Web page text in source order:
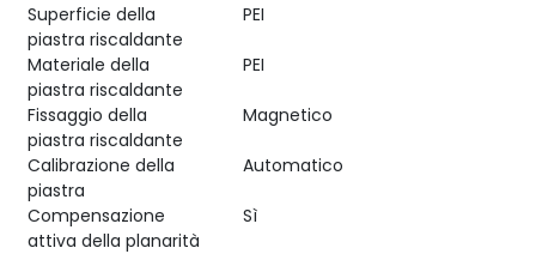
Superficie della
piastra riscaldante
PEI
Materiale della
piastra riscaldante
PEI
Fissaggio della
piastra riscaldante
Magnetico
Calibrazione della
piastra
Automatico
Compensazione
attiva della planarità
Sì